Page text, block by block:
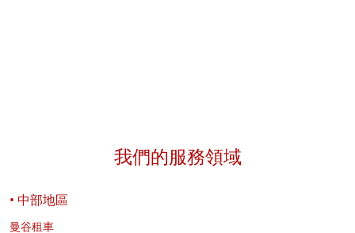
我們的服務領域
• 中部地區
曼谷租車